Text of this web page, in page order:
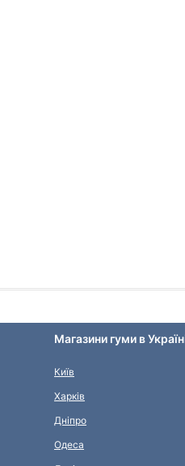
Магазини гуми в
Київ
Харків
Дніпро
Одеса